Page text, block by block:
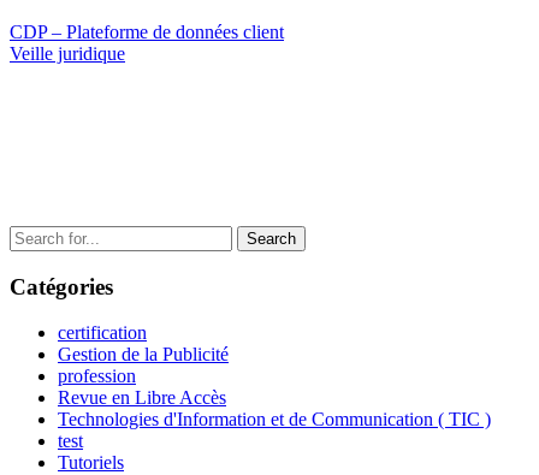
Navigation
de
Previous
Post
CDP – Plateforme de données client
Next
Veille juridique
Search
for:
Catégories
certification
Gestion de la Publicité
profession
Revue en Libre Accès
Technologies d'Information et de Communication ( TIC )
test
Tutoriels